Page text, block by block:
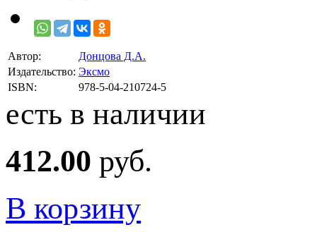
Автор:
Донцова Д.А.
Издательство: Эксмо
ISBN:
978-5-04-210724-5
есть в наличии
412.00 руб.
В корзину